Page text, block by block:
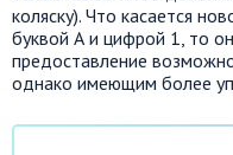
коляску). Что касается
буквой А и цифрой 1, то
предоставление
однако имеющим более